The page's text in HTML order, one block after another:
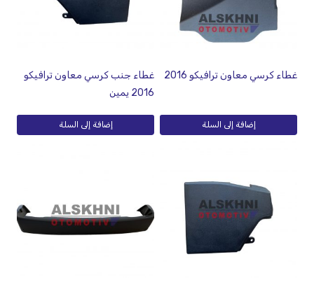
غطاء كرسي معاون ترافيكو 2016
إضافة إلى السلة
غطاء جنب كرسي معاون ترافيكو
2016 يمين
إضافة إلى السلة